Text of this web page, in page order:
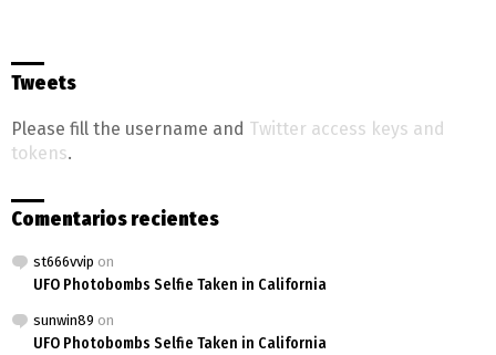
Tweets
Please fill the username and Twitter access keys and
tokens.
Comentarios recientes
st666vvip on
UFO Photobombs Selfie Taken in California
sunwin89 on
UFO Photobombs Selfie Taken in California